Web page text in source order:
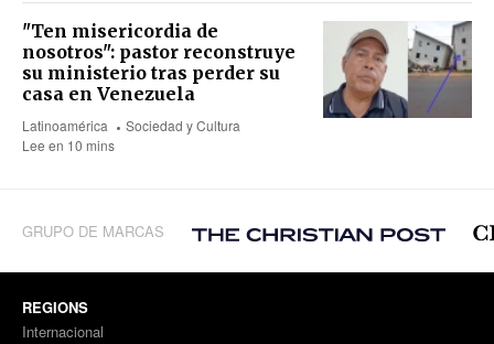
"Ten misericordia de
nosotros": pastor reconstruye
su ministerio tras perder su
casa en Venezuela
Latinoamérica
Sociedad y Cultura
Lee en 10 mins
GRUPO DE MARCAS
REGIONS
Internacional